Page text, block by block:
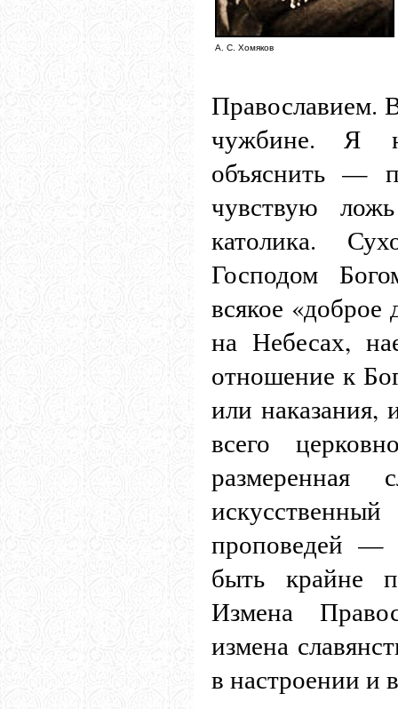
А. С. Хомяков
Православием.
чужбине. Я
объяснить —
чувствую
католика.
Господом
всякое «доброе
на Небесах,
отношение к
или наказания,
всего
размеренная
проповедей —
быть крайне
Измена
измена
в настроении и